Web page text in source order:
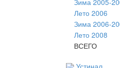
Лето 2006
Зима 2006-
Лето 2008
ВСЕГО
Устинал